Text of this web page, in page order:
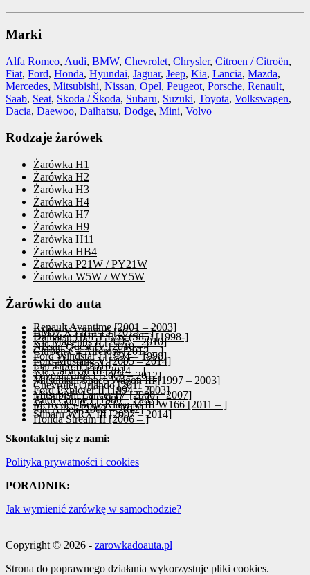
Marki
Alfa Romeo, Audi, BMW, Chevrolet, Chrysler, Citroen / Citroën,
Fiat, Ford, Honda, Hyundai, Jaguar, Jeep, Kia, Lancia, Mazda,
Mercedes, Mitsubishi, Nissan, Opel, Peugeot, Porsche, Renault,
Saab, Seat, Skoda / Škoda, Subaru, Suzuki, Toyota, Volkswagen,
Dacia, Daewoo, Daihatsu, Dodge, Mini, Volvo
Rodzaje żarówek
Żarówka H1
Żarówka H2
Żarówka H3
Żarówka H4
Żarówka H7
Żarówka H9
Żarówka H11
Żarówka HB4
Żarówka P21W / PY21W
Żarówka W5W / WY5W
Żarówki do auta
Renault Avantime [2001 – 2003]
BMW X5 III F15 [2013 – ]
Daihatsu HIJET Box (S85) [1998-]
Kia Magentis II [2005 – 2010]
Nissan Quest IV [2010 – ]
Citroen C4 Aircross [2012 – ]
Ford Windstar I [1994 – 1998]
Ford Mustang V [2005 – 2014]
Fiat Tipo II [2016 – ]
Kia Carnival III [2014 – ]
Toyota Auris I [2006 – 2012]
Mitsubishi Space Wagon III [1997 – 2003]
Chevrolet Orlando [2011 – ]
Ford Explorer II [1994 – 2003]
Mitsubishi Lancer IV [2000 – 2007]
Audi Coupe I [1980 – 1987]
Mercedes-Benz Klasa M III W166 [2011 – ]
Fiat Albea [2002 – 2012]
Subaru WRX III [2007 – 2014]
Honda Stream II [2006 – ]
Skontaktuj się z nami:
Polityka prywatności i cookies
PORADNIK:
Jak wymienić żarówkę w samochodzie?
Copyright © 2026 - zarowkadoauta.pl
Strona do poprawnego działania wykorzystuje pliki cookies.